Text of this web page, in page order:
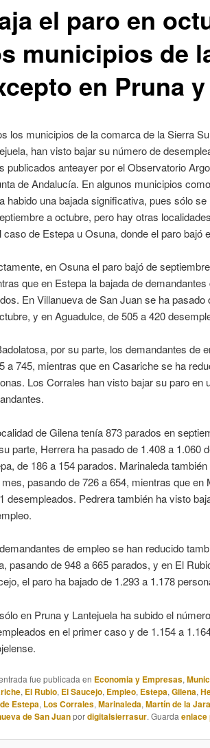
el paro en
municipios de
en Pruna
los municipios de la comarca de la Sierra
han visto bajar su número de
publicados anteayer por el Observatorio
de Andalucía. En algunos municipios
habido una bajada significativa, pues sólo
a octubre, pero hay otras
caso de Estepa u Osuna, donde el paro bajó
en Osuna el paro bajó de
que en Estepa la bajada de
En Villanueva de San Juan se ha
y en Aguadulce, de 505 a 420
por su parte, los demandantes de
a 745, mientras que en Casariche se ha
Los Corrales han visto bajar su paro en
de Gilena tenía 873 parados en
parte, Herrera ha pasado de 1.408 a 1.060
de 186 a 154 parados. Marinaleda
pasando de 726 a 654, mientras que
desempleados. Pedrera también ha visto
de empleo se han reducido
pasando de 948 a 665 parados, y en El
el paro ha bajado de 1.293 a 1.178
en Pruna y Lantejuela ha subido el
en el primer caso y de 1.154 a
fue publicada en Economia y Empresas,
, El Rubio, El Saucejo, Empleo, Estepa, Gilena,
Estepa, Los Corrales, Marinaleda, Martín de la Jara
de San Juanpordigitalsierrasur. Guarda enlace